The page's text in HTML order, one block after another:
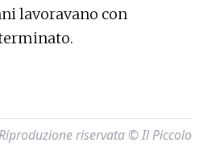
lavoravano con
riservata © Il Piccolo